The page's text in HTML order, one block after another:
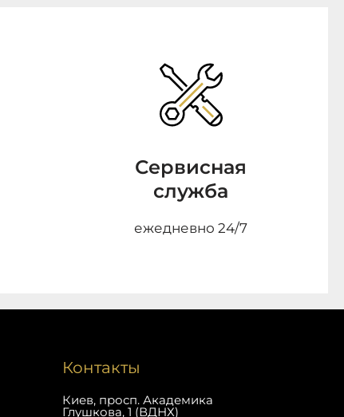
Сервисная
служба
ежедневно 24/7
Контакты
Киев, просп. Академика
Глушкова, 1 (ВДНХ)